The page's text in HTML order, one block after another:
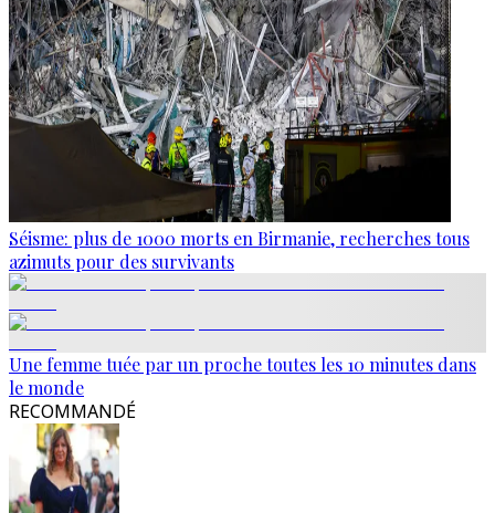
Séisme: plus de 1000 morts en Birmanie, recherches tous
azimuts pour des survivants
Une femme tuée par un proche toutes les 10 minutes dans
le monde
RECOMMANDÉ